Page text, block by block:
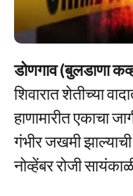
डोणगाव (बुलडाणा
शिवारात शेतीच्या
हाणामारीत एकाचा
गंभीर जखमी
नोव्हेंबर रोजी